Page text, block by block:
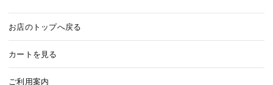
お店のトップへ戻る
カートを見る
ご利用案内